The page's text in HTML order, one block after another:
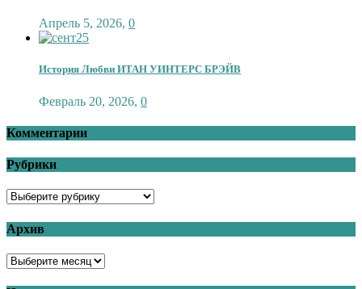
Апрель 5, 2026, 0
История Любви ИТАН УИНТЕРС БРЭЙВ
Февраль 20, 2026, 0
Комментарии
Рубрики
Архив